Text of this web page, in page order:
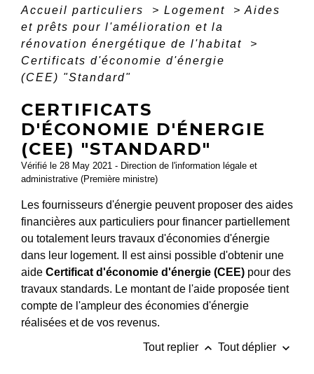
Accueil particuliers > Logement > Aides
et prêts pour l'amélioration et la
rénovation énergétique de l'habitat
>
Certificats d'économie d'énergie
(CEE) "Standard"
CERTIFICATS
D'ÉCONOMIE D'ÉNERGIE
(CEE) "STANDARD"
Vérifié le 28 May 2021 - Direction de l'information légale et
administrative (Première ministre)
Les fournisseurs d'énergie peuvent proposer des aides
financières aux particuliers pour financer partiellement
ou totalement leurs travaux d'économies d'énergie
dans leur logement. Il est ainsi possible d'obtenir une
aide Certificat d'économie d'énergie (CEE) pour des
travaux standards. Le montant de l'aide proposée tient
compte de l'ampleur des économies d'énergie
réalisées et de vos revenus.
Tout replier keyboard_arrow_up Tout déplier keyboard_arrow_down